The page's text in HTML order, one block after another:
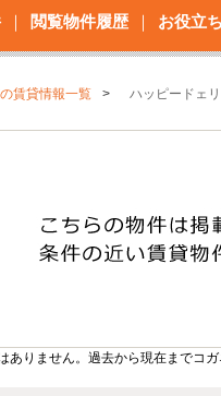
閲覧物件履歴 お役立
賃貸情報一覧 ハッピードェ
りません。過去から現在までコ